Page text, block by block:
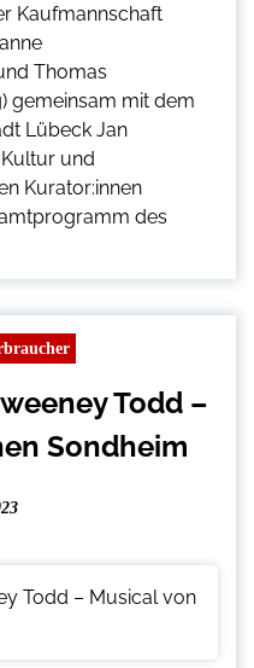
Kaufmannschaft
Thomas
gemeinsam mit dem
Lübeck Jan
und
Kurator:innen
des
Todd –
Sondheim